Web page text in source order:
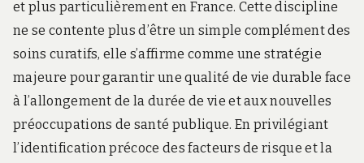
et plus particulièrement en France. Cette discipline
ne se contente plus d’être un simple complément des
soins curatifs, elle s’affirme comme une stratégie
majeure pour garantir une qualité de vie durable face
à l’allongement de la durée de vie et aux nouvelles
préoccupations de santé publique. En privilégiant
l’identification précoce des facteurs de risque et la